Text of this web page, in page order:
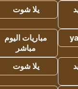
يلا شوت
مباريات اليوم
مباشر
يلا شوت